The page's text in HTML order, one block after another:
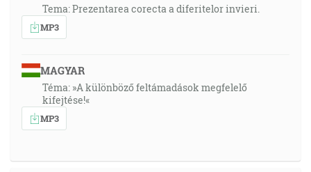
Tema: Prezentarea corecta a diferitelor invieri.
MP3
MAGYAR
Téma: »A különböző feltámadások megfelelő
kifejtése!«
MP3